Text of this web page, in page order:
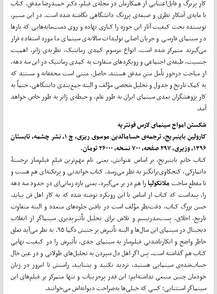
کار پربرگ و قابل‌اعتنایی از همکارمان در مجله‌ی فیلم، دکتر حمیدرضا مدقق. کتاب
با مایه‌ی آشکار نظری و صبغه‌ی پررنگ دانشگاهی نگاشته شده است. در این مسیر،
نویسنده بحث کیفیت آثار این حوزه را کناری نهاده و روی دست‌مایه­‌هایی که بارها
در سینمای فارسی و جریان اصلی تولیدات سالانه‌ی سینمای ما مورد استفاده قرار
می‌­گیرند متمرکز شده است. انواع مرسوم کمدی رمانتیک، نظریه‌ی ژانر، اهمیت
جنسیت، طبقه‌ی اجتماعی و رویکردهای متفاوت به کمدی رمانتیک در این سه دهه،
از مباحث درخور تأمل متنِ مدقق هستند. حاصل، متنی است محققانه و مستند که
به کمک تاریخ و جدول و تحلیل شخصی مؤلف و البته جمع‌­بندی دانشگاهی، حتماً به
کار پژوهشگران بعدی سینمای ایران به طور عام، و حیطه‌ی ژانر به طور خاص خواهد
آمد.
شکستن امواج سینمای لارس فون­تریه
کارولین باینبریج، ترجمه‌ی حسام­الدین موسوی ریزی، چ ۱، نشر چشمه، تابستان
۱۳۹۶، وزیری، ۲۹۷ صفحه، ۷۰۰ نسخه، ۲۶۰۰۰ تومان.
کتاب خانم باینبریج، بر اساس عنوانش، یعنی نام مهم­‌ترین فیلمِ فیلم‌ساز برجستۀ
دانمارکی، کنجکاوی‌برانگیز به نظر می‌­رسد. کتاب خواندنی و پرنکته­‌ای هم هست و
تا مقطع ساختملانکولیارا هم در بر می‌­گیرد، یعنی بازه‌ زمانی‌­ای در حدود سه دهه
را، پیداست که کتاب از اساس با این رویکرد نوشته شده که به کار اهل فن بیاید.
حسن بزرگ کتاب، دقت‌نظر مؤلف است در یافتن جلوه­‌های متعدد و البته متفاوت
تاریخ، اخلاق، پست­‌مدرنیسم و تلاش برای تحلیل تأثیرپذیری سینماگر از انقلاب
دیجیتال در سینمای این سال­‌ها و البته تأثیرش بر جنبش دگما ۹۵. به نظر می‌­آید تعلق
خاطر واضح و انکارناشدنی فیلم‌ساز به سینمای جدی، تأثیرش را در کیفیت نهایی
کتاب هم گذاشته است. پس اگر اهل دل سپردن به تحلیل­‌های طولانی و در عین حال
حساب‌شده‌ی سینمایی هستید، تردید نکنید و بشتابید. راستش تا امروز در زبان
خودمان چنین منبعی نداشته‌­ایم؛ این قدر پرجزییات و تنها متمرکز بر فیلم‌­های این
سینماگر استثنایی؛ کسی که خیلی­‌ها به‌­صراحت دیوانه‌­اش می‌خوانند.